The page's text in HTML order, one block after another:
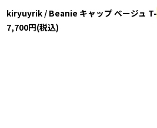
kiryuyrik / Beanie キャップ ベージュ T-
7,700円(税込)